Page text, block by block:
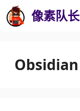
至
像素队长
Obsidian